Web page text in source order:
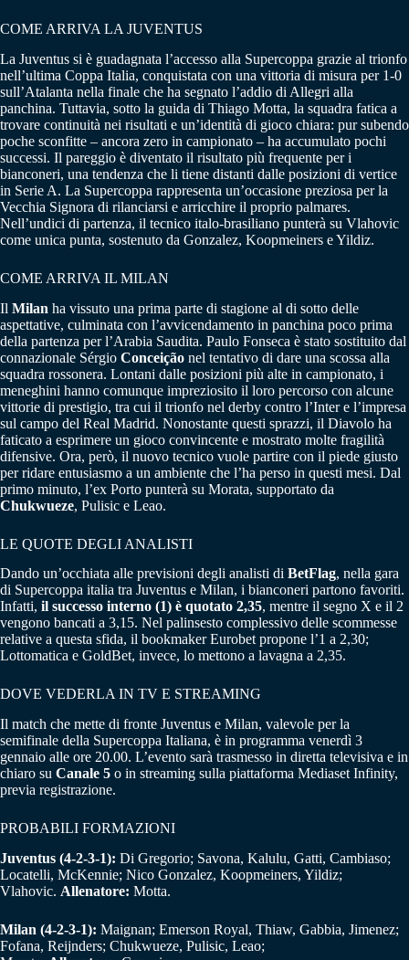
COME ARRIVA LA JUVENTUS
La Juventus si è guadagnata l’accesso alla Supercoppa grazie al trionfo
nell’ultima Coppa Italia, conquistata con una vittoria di misura per 1-0
sull’Atalanta nella finale che ha segnato l’addio di Allegri alla
panchina. Tuttavia, sotto la guida di Thiago Motta, la squadra fatica a
trovare continuità nei risultati e un’identità di gioco chiara: pur subendo
poche sconfitte – ancora zero in campionato – ha accumulato pochi
successi. Il pareggio è diventato il risultato più frequente per i
bianconeri, una tendenza che li tiene distanti dalle posizioni di vertice
in Serie A. La Supercoppa rappresenta un’occasione preziosa per la
Vecchia Signora di rilanciarsi e arricchire il proprio palmares.
Nell’undici di partenza, il tecnico italo-brasiliano punterà su Vlahovic
come unica punta, sostenuto da Gonzalez, Koopmeiners e Yildiz.
COME ARRIVA IL MILAN
Il Milan ha vissuto una prima parte di stagione al di sotto delle
aspettative, culminata con l’avvicendamento in panchina poco prima
della partenza per l’Arabia Saudita. Paulo Fonseca è stato sostituito dal
connazionale Sérgio Conceição nel tentativo di dare una scossa alla
squadra rossonera. Lontani dalle posizioni più alte in campionato, i
meneghini hanno comunque impreziosito il loro percorso con alcune
vittorie di prestigio, tra cui il trionfo nel derby contro l’Inter e l’impresa
sul campo del Real Madrid. Nonostante questi sprazzi, il Diavolo ha
faticato a esprimere un gioco convincente e mostrato molte fragilità
difensive. Ora, però, il nuovo tecnico vuole partire con il piede giusto
per ridare entusiasmo a un ambiente che l’ha perso in questi mesi. Dal
primo minuto, l’ex Porto punterà su Morata, supportato da
Chukwueze, Pulisic e Leao.
LE QUOTE DEGLI ANALISTI
Dando un’occhiata alle previsioni degli analisti di BetFlag, nella gara
di Supercoppa italia tra Juventus e Milan, i bianconeri partono favoriti.
Infatti, il successo interno (1) è quotato 2,35, mentre il segno X e il 2
vengono bancati a 3,15. Nel palinsesto complessivo delle scommesse
relative a questa sfida, il bookmaker Eurobet propone l’1 a 2,30;
Lottomatica e GoldBet, invece, lo mettono a lavagna a 2,35.
DOVE VEDERLA IN TV E STREAMING
Il match che mette di fronte Juventus e Milan, valevole per la
semifinale della Supercoppa Italiana, è in programma venerdì 3
gennaio alle ore 20.00. L’evento sarà trasmesso in diretta televisiva e in
chiaro su Canale 5 o in streaming sulla piattaforma Mediaset Infinity,
previa registrazione.
PROBABILI FORMAZIONI
Juventus (4-2-3-1): Di Gregorio; Savona, Kalulu, Gatti, Cambiaso;
Locatelli, McKennie; Nico Gonzalez, Koopmeiners, Yildiz;
Vlahovic. Allenatore: Motta.
Milan (4-2-3-1): Maignan; Emerson Royal, Thiaw, Gabbia, Jimenez;
Fofana, Reijnders; Chukwueze, Pulisic, Leao;